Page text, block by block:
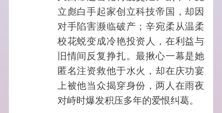
立彪白手起家创立科技帝国，却因
对手陷害濒临破产；辛宛柔从温柔
校花蜕变成冷艳投资人，在利益与
旧情间反复挣扎。最揪心一幕是她
匿名注资救他于水火，却在庆功宴
上被他当众揭穿身份，两人在雨夜
对峙时爆发积压多年的爱恨纠葛。